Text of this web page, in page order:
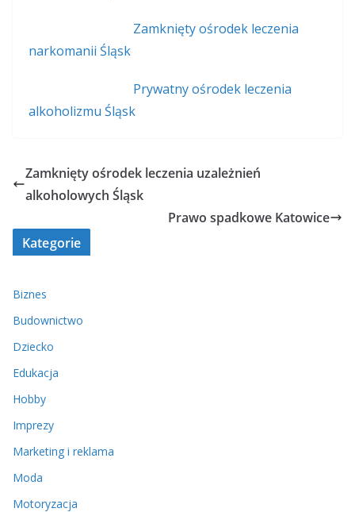
Zamknięty ośrodek leczenia
narkomanii Śląsk
Prywatny ośrodek leczenia
alkoholizmu Śląsk
Zamknięty ośrodek leczenia uzależnień
alkoholowych Śląsk
Prawo spadkowe Katowice
Kategorie
Biznes
Budownictwo
Dziecko
Edukacja
Hobby
Imprezy
Marketing i reklama
Moda
Motoryzacja